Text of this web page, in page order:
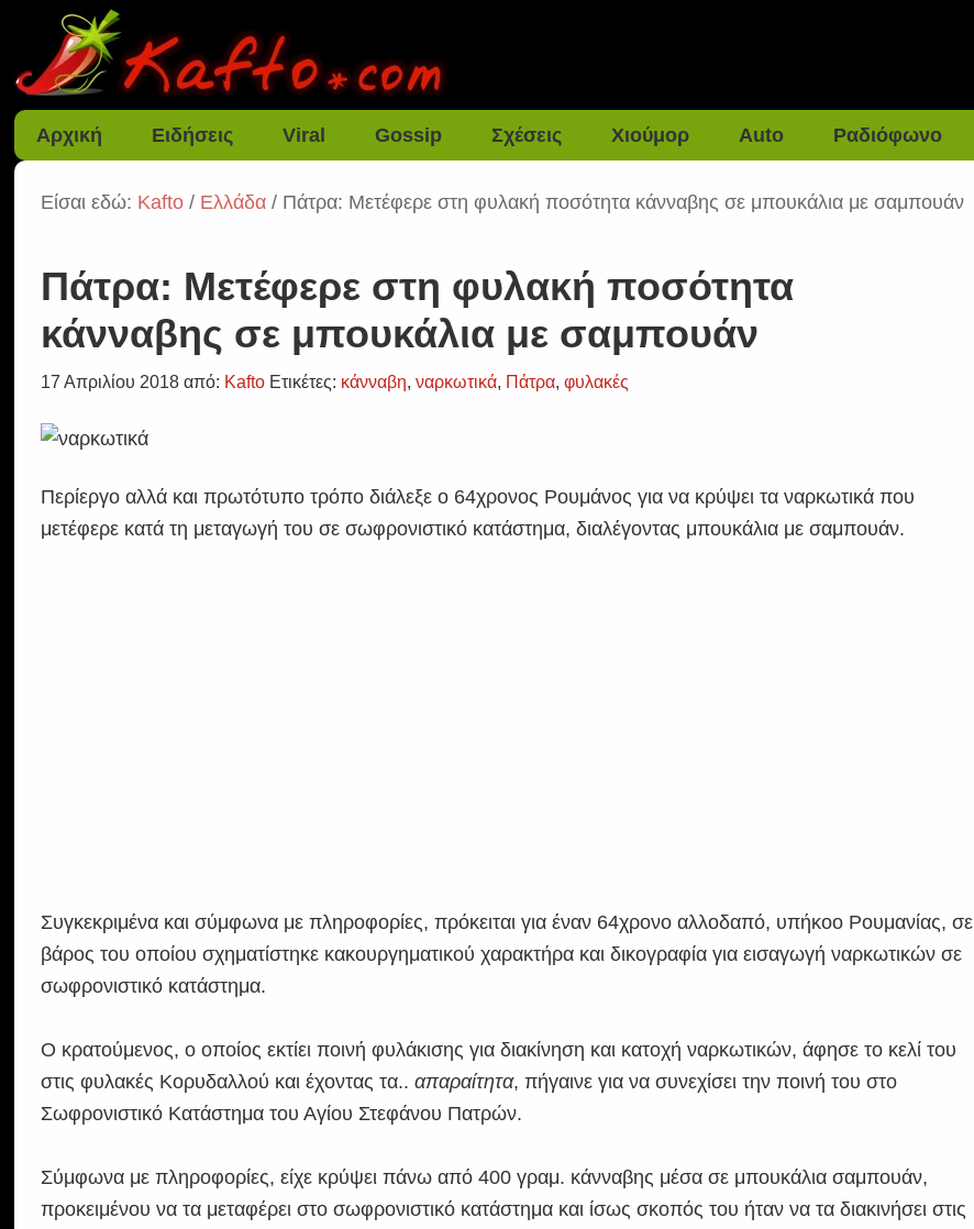
Αρχική Ειδήσεις Viral Gossip Σχέσεις Χιούμορ Auto Ραδιόφωνο
Είσαι εδώ: Kafto / Ελλάδα / Πάτρα: Μετέφερε στη φυλακή ποσότητα κάνναβης σε μπουκάλια με σαμπουάν
Πάτρα: Μετέφερε στη φυλακή ποσότητα
κάνναβης σε μπουκάλια με σαμπουάν
17 Απριλίου 2018 από: Kafto Ετικέτες: κάνναβη,ναρκωτικά, Πάτρα,φυλακές
Περίεργο αλλά και πρωτότυπο τρόπο διάλεξε ο 64χρονος Ρουμάνος για να κρύψει τα ναρκωτικά που
μετέφερε κατά τη μεταγωγή του σε σωφρονιστικό κατάστημα, διαλέγοντας μπουκάλια με σαμπουάν.
Συγκεκριμένα και σύμφωνα με πληροφορίες, πρόκειται για έναν 64χρονο αλλοδαπό, υπήκοο Ρουμανίας, σε
βάρος του οποίου σχηματίστηκε κακουργηματικού χαρακτήρα και δικογραφία για εισαγωγή ναρκωτικών σε
σωφρονιστικό κατάστημα.
Ο κρατούμενος, ο οποίος εκτίει ποινή φυλάκισης για διακίνηση και κατοχή ναρκωτικών, άφησε το κελί του
στις φυλακές Κορυδαλλού και έχοντας τα..απαραίτητα, πήγαινε για να συνεχίσει την ποινή του στο
Σωφρονιστικό Κατάστημα του Αγίου Στεφάνου Πατρών.
Σύμφωνα με πληροφορίες, είχε κρύψει πάνω από 400 γραμ. κάνναβης μέσα σε μπουκάλια σαμπουάν,
προκειμένου να τα μεταφέρει στο σωφρονιστικό κατάστημα και ίσως σκοπός του ήταν να τα διακινήσει στις